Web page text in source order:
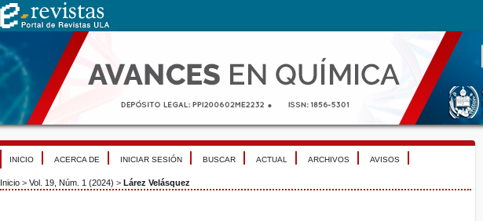
INICIO ACERCA DE INICIAR SESIÓN BUSCAR ACTUAL ARCHIVOS AVISOS
Inicio > Vol. 19, Núm. 1 (2024) > Lárez Velásquez